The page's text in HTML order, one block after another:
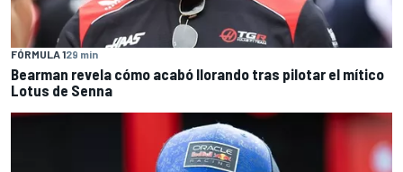
FÓRMULA 129 min
Bearman revela cómo acabó llorando tras pilotar el mítico
Lotus de Senna